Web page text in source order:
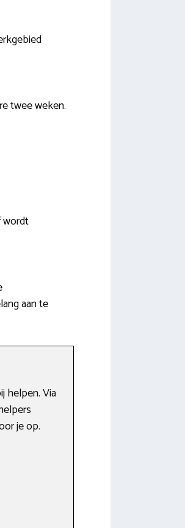
twee weken.
wordt
aan te
helpen. Via
je op.